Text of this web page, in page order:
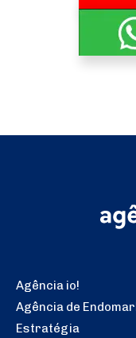
Agência io!
Agência de
Estratégia